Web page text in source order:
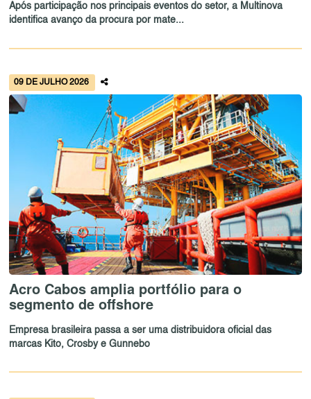
Após participação nos principais eventos do setor, a Multinova
identifica avanço da procura por mate...
09 DE JULHO 2026
Acro Cabos amplia portfólio para o
segmento de offshore
Empresa brasileira passa a ser uma distribuidora oficial das
marcas Kito, Crosby e Gunnebo